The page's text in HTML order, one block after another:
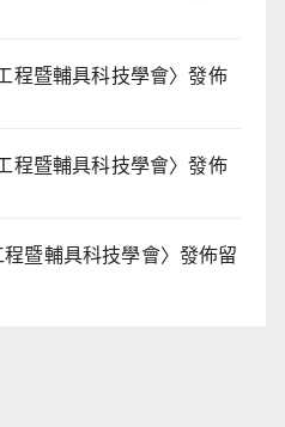
程暨輔具科技學會〉發佈
程暨輔具科技學會〉發佈
程暨輔具科技學會〉發佈留